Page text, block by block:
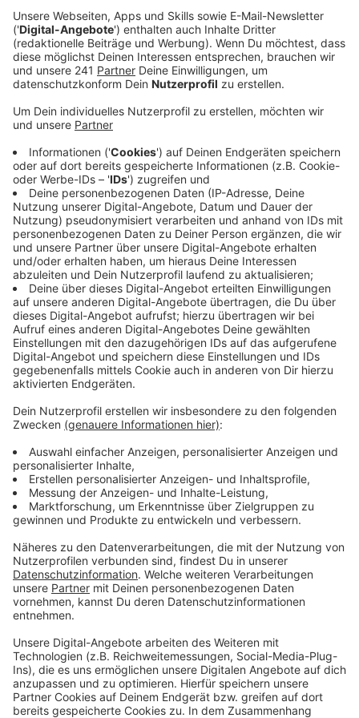
Veröffentlicht:Mittwoch, 08.03.2023 06:20
Anzeige
Die Gewerkschaft Ver.di ruft bundesweit zu
Warnstreiks auf. Im Fokus stehen vor allem Sozial- und
Erziehungsdienste, die, so ver.di, nach wie vor
größtenteils von Frauen ausgeübt werden. Aus diesem
Grund bleiben viele Kitas bei uns heute dicht -
betroffen sind unter anderem die Kitas Borkumstraße,
Adalbert-Stifter-Straße und Dhünnberg. Eine genaue
Auflistung findet ihrhier. Die Gewerkschaft fordert
10,5 Prozent mehr Lohn.
Nicht mehr Gehalt, aber mehr Platz fordert das
Leverkusener Frauenhaus. Im Schnitt müssen hier 150
schutzsuchende Frauen jährlich abgewiesen werden.
Um darauf aufmerksam zu machen, startet heute eine
9-monatige Kampagne mit dem Namen „Rauf die
Wiesdorfer Fußgängerzone eine symbolische
Anzeige
Weitere Meldungen aus Leverkusen
Anzeige
Leverkusener Kinopolis will sich künftig besser
"Woche der Ausbildung" in Leverkusen
Calevornia soll gesplittet werden